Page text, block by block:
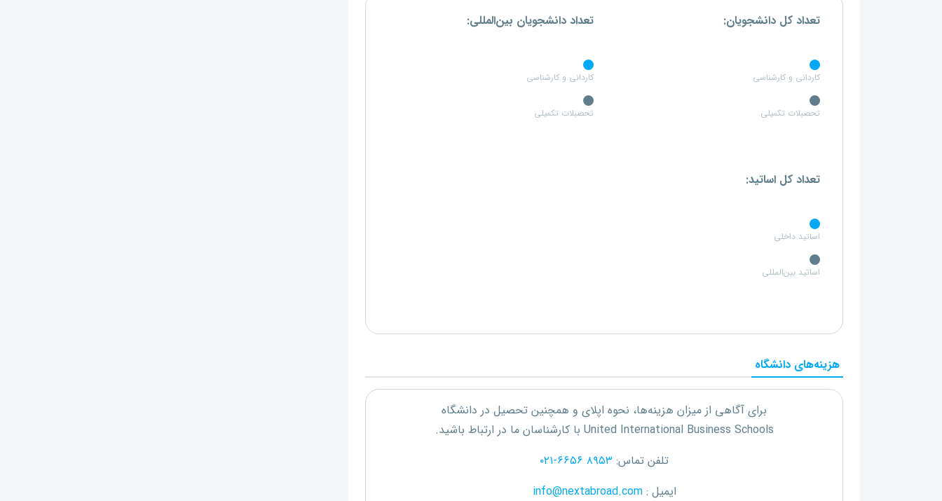
تعداد کل دانشجویان:
کاردانی و کارشناسی
تحصبلات تکمیلی
تعداد دانشجویان بین‌المللی:
کاردانی و کارشناسی
تحصبلات تکمیلی
تعداد کل اساتید:
اساتید داخلی
اساتید بین‌المللی
هزینه‌های دانشگاه
برای آگاهی از میزان هزینه‌ها، نحوه اپلای و همچنین تحصیل در دانشگاه
United International Business Schools با کارشناسان ما در ارتباط باشید.
تلفن تماس: ۰۲۱-۶۶۵۶ ۸۹۵۳
ایمیل :info@nextabroad.com